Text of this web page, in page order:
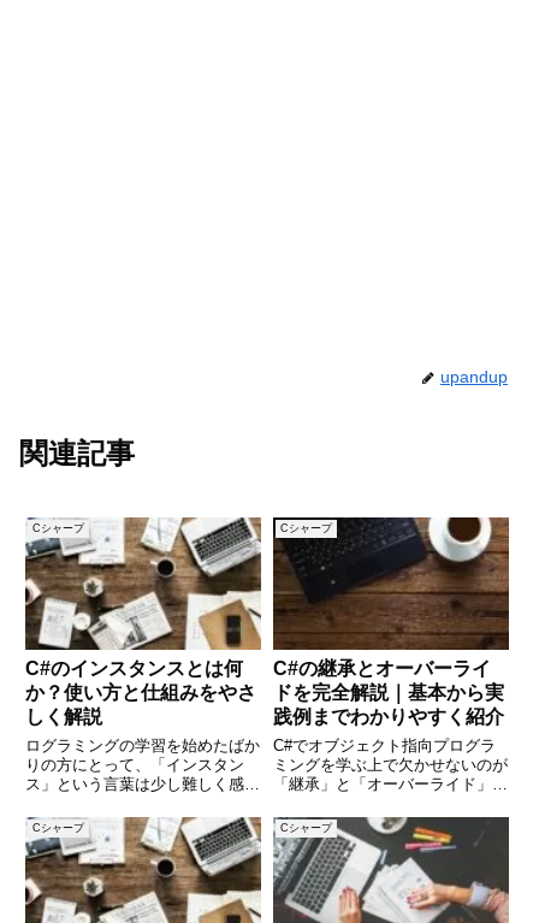
upandup
関連記事
Cシャープ
C#のインスタンスとは何
か？使い方と仕組みをやさ
しく解説
ログラミングの学習を始めたばか
りの方にとって、「インスタン
ス」という言葉は少し難しく感じ
のオブジェクト指向言語では、イ
ンスタンスという概念を正しく理
解することがとても大切です。こ
の記事では、C#におけるインス
タ
Cシャープ
C#の継承とオーバーライ
ドを完全解説｜基本から実
践例までわかりやすく紹介
C#でオブジェクト指向プログラ
ミングを学ぶ上で欠かせないのが
「継承」と「オーバーライド」で
たり、親クラスの機能を子クラス
で拡張・変更することで、柔軟で
再利用性の高いコードを書くこと
が可能になります。この記事では
Cシャープ Cシャープ